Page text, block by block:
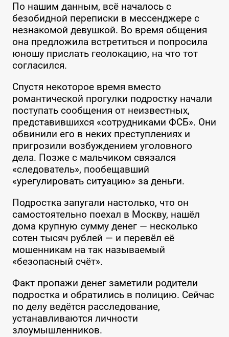
По нашим данным, всё началось с
безобидной переписки в мессенджере с
незнакомой девушкой. Во время общения
она предложила встретиться и попросила
юношу прислать геолокацию, на что тот
согласился.
Спустя некоторое время вместо
романтической прогулки подростку начали
поступать сообщения от неизвестных,
представившихся «сотрудниками ФСБ». Они
обвинили его в неких преступлениях и
пригрозили возбуждением уголовного
дела. Позже с мальчиком связался
«следователь», пообещавший
«урегулировать ситуацию» за деньги.
Подростка запугали настолько, что он
самостоятельно поехал в Москву, нашёл
дома крупную сумму денег — несколько
сотен тысяч рублей — и перевёл её
мошенникам на так называемый
«безопасный счёт».
Факт пропажи денег заметили родители
подростка и обратились в полицию. Сейчас
по делу ведётся расследование,
устанавливаются личности
злоумышленников.